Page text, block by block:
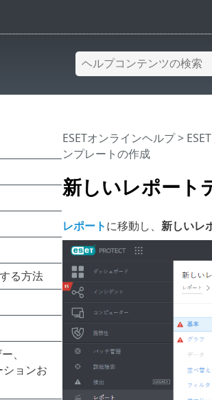
新しいレポート
ESETオンラインヘルプ>
ンプレートの作成
レポートに移動し、 新しいレ